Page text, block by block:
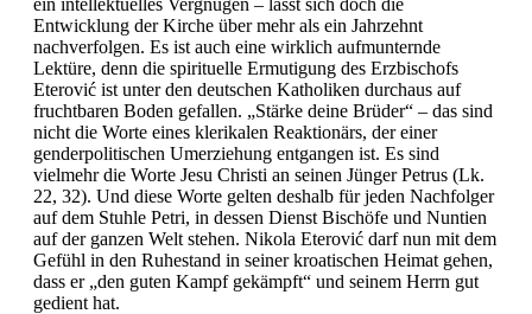
Entwicklung der Kirche über mehr als ein Jahrzehnt
nachverfolgen. Es ist auch eine wirklich aufmunternde
Lektüre, denn die spirituelle Ermutigung des Erzbischofs
Eterović ist unter den deutschen Katholiken durchaus auf
fruchtbaren Boden gefallen. „Stärke deine Brüder“ – das sind
nicht die Worte eines klerikalen Reaktionärs, der einer
genderpolitischen Umerziehung entgangen ist. Es sind
vielmehr die Worte Jesu Christi an seinen Jünger Petrus (Lk.
22, 32). Und diese Worte gelten deshalb für jeden Nachfolger
auf dem Stuhle Petri, in dessen Dienst Bischöfe und Nuntien
auf der ganzen Welt stehen. Nikola Eterović darf nun mit dem
Gefühl in den Ruhestand in seiner kroatischen Heimat gehen,
dass er „den guten Kampf gekämpft“ und seinem Herrn gut
gedient hat.